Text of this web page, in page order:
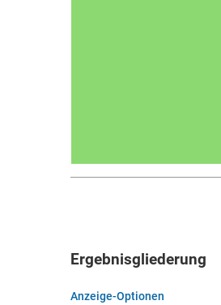
Ergebnisgliederung
Anzeige-Optionen